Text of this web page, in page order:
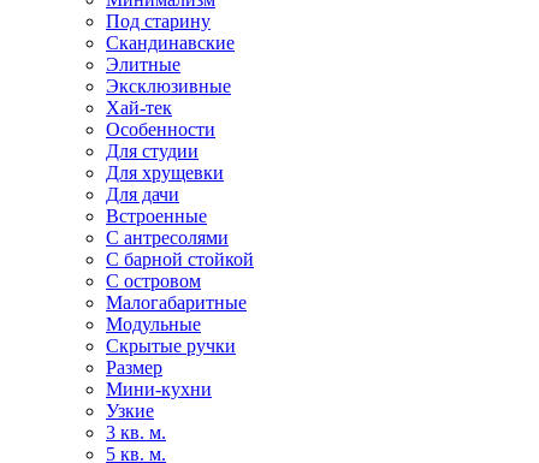
Под старину
Скандинавские
Элитные
Эксклюзивные
Хай-тек
Особенности
Для студии
Для хрущевки
Для дачи
Встроенные
С антресолями
С барной стойкой
С островом
Малогабаритные
Модульные
Скрытые ручки
Размер
Мини-кухни
Узкие
3 кв. м.
5 кв. м.